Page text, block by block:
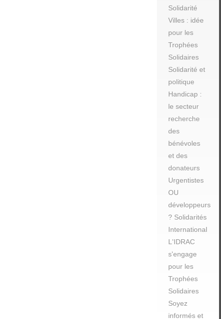
Solidarité
Villes : idée
pour les
Trophées
Solidaires
Solidarité et
politique
Handicap :
le secteur
recherche
des
bénévoles
et des
donateurs
Urgentistes
OU
développeurs
? Solidarités
International
L'IDRAC
s'engage
pour les
Trophées
Solidaires
Soyez
informés et